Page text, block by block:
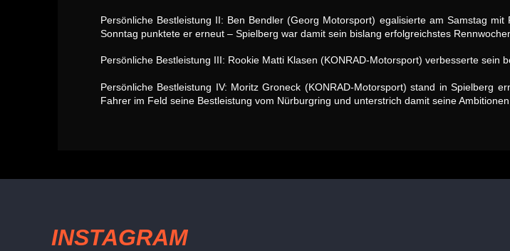
Persönliche Bestleistung II: Ben Bendler (Georg Motorsport) egalisierte am Samstag
Sonntag punktete er erneut – Spielberg war damit sein bislang erfolgreichstes
Persönliche Bestleistung III: Rookie Matti Klasen (KONRAD-Motorsport) verbesserte
Persönliche Bestleistung IV: Moritz Groneck (KONRAD-Motorsport) stand in Spielberg
Fahrer im Feld seine Bestleistung vom Nürburgring und unterstrich damit seine
INSTAGRAM